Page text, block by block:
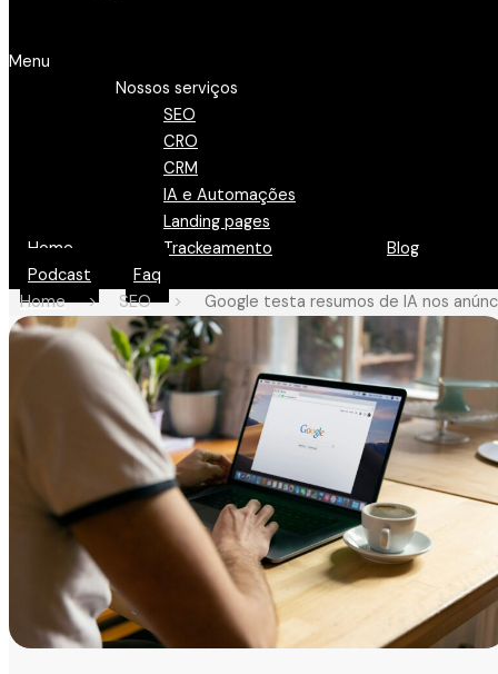
Menu
Home
Nossos serviços
SEO
CRO
CRM
IA e Automações
Landing pages
Trackeamento
Blog
Podcast
Faq
Home
> SEO > Google testa resumos de IA nos